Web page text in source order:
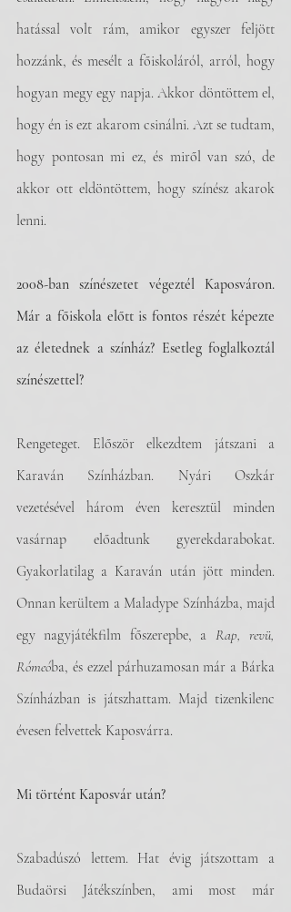
hatással volt rám, amikor egyszer feljött
hozzánk, és mesélt a főiskoláról, arról, hogy
hogyan megy egy napja. Akkor döntöttem el,
hogy én is ezt akarom csinálni. Azt se tudtam,
hogy pontosan mi ez, és miről van szó, de
akkor ott eldöntöttem, hogy színész akarok
lenni.
2008-ban színészetet végeztél Kaposváron.
Már a főiskola előtt is fontos részét képezte
az életednek a színház? Esetleg foglalkoztál
színészettel?
Rengeteget. Először elkezdtem játszani a
Karaván Színházban. Nyári Oszkár
vezetésével három éven keresztül minden
vasárnap előadtunk gyerekdarabokat.
Gyakorlatilag a Karaván után jött minden.
Onnan kerültem a Maladype Színházba, majd
egy nagyjátékfilm főszerepbe, a Rap, revü,
Rómeóba, és ezzel párhuzamosan már a Bárka
Színházban is játszhattam. Majd tizenkilenc
évesen felvettek Kaposvárra.
Mi történt Kaposvár után?
Szabadúszó lettem. Hat évig játszottam a
Budaörsi Játékszínben, ami most már